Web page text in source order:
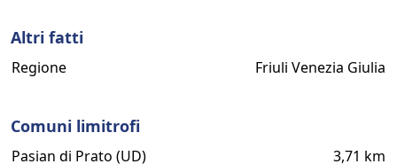
Altri fatti
Regione Friuli Venezia Giulia
Comuni limitrofi
Pasian di Prato (UD)
3,71 km